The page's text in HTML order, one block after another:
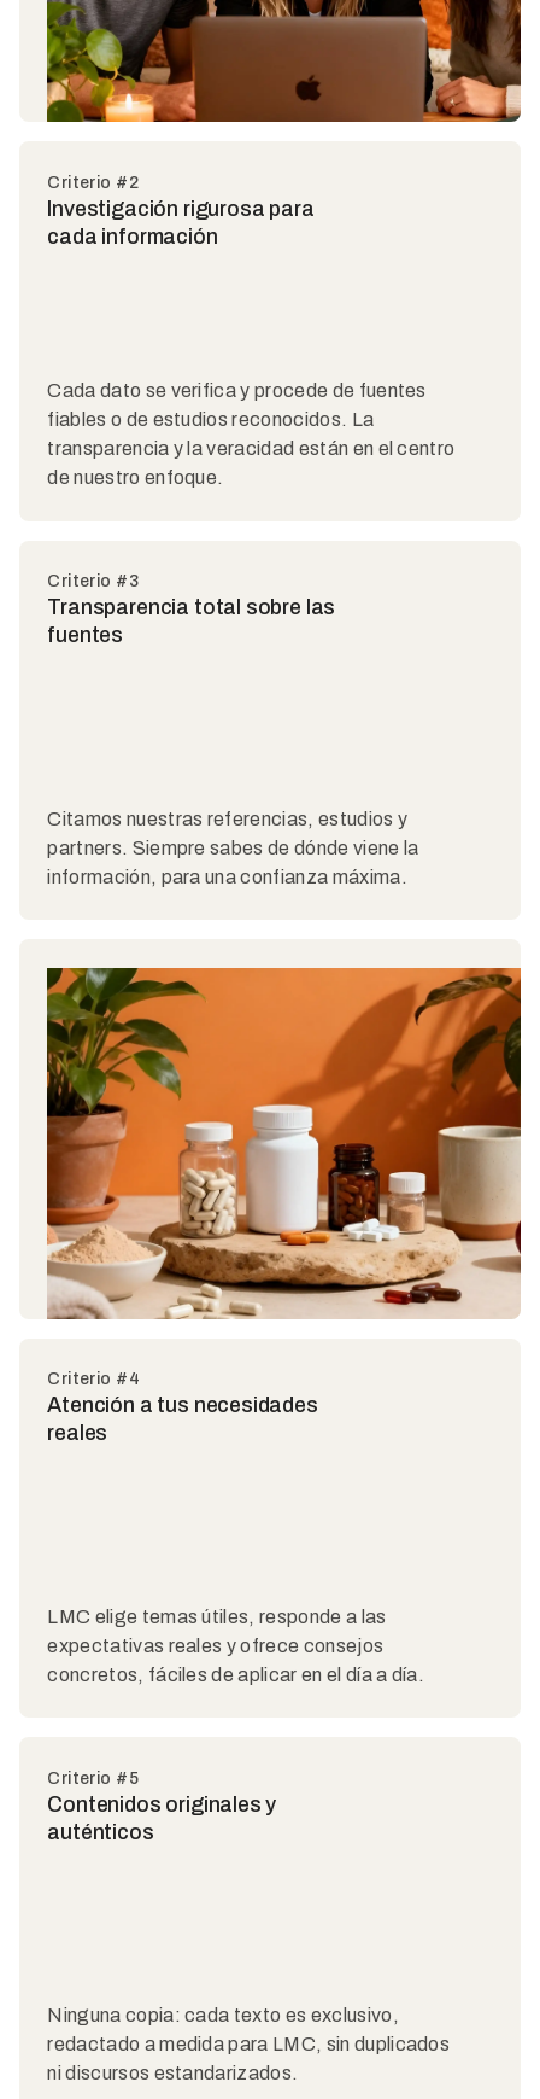
Criterio #2
Investigación rigurosa para
cada información
Cada dato se verifica y procede de fuentes
fiables o de estudios reconocidos. La
transparencia y la veracidad están en el centro
de nuestro enfoque.
Criterio #3
Transparencia total sobre las
fuentes
Citamos nuestras referencias, estudios y
partners. Siempre sabes de dónde viene la
información, para una confianza máxima.
Criterio #4
Atención a tus necesidades
reales
LMC elige temas útiles, responde a las
expectativas reales y ofrece consejos
concretos, fáciles de aplicar en el día a día.
Criterio #5
Contenidos originales y
auténticos
Ninguna copia: cada texto es exclusivo,
redactado a medida para LMC, sin duplicados
ni discursos estandarizados.